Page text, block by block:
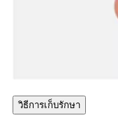
วิธีการเก็บรักษา